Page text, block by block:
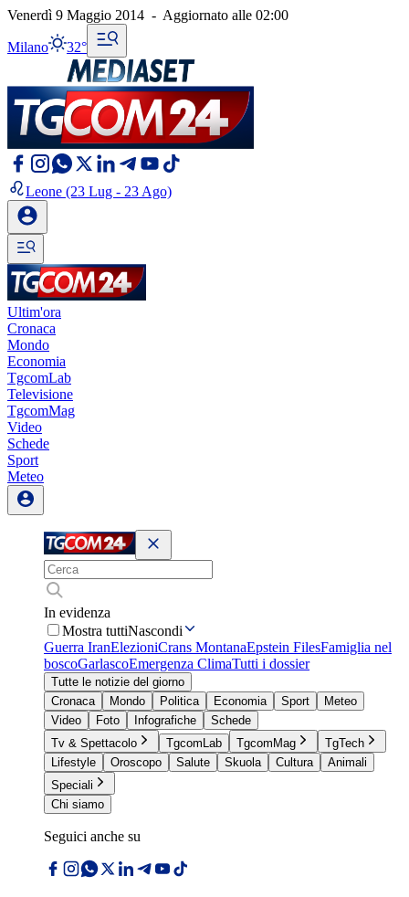
Venerdì 9 Maggio 2014 - Aggiornato alle 02:00
Milano 32°
Leone (23 Lug - 23 Ago)
Ultim'ora
Cronaca
Mondo
Economia
TgcomLab
Televisione
TgcomMag
Video
Schede
Sport
Meteo
In evidenza
Mostra tuttiNascondi
Guerra IranElezioniCrans MontanaEpstein FilesFamiglia nel
boscoGarlascoEmergenza ClimaTutti i dossier
Tutte le notizie del giorno
Cronaca
Mondo Politica Economia Sport
Meteo
Video
Foto Infografiche
Schede
Tv & Spettacolo
TgcomLab TgcomMag
TgTech
Lifestyle
Oroscopo Salute Skuola Cultura
Animali
Speciali
Chi siamo
Seguici anche su